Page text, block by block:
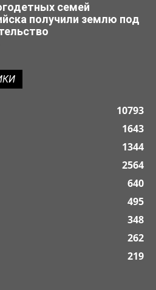
семей
получили землю под
10793
1643
1344
2564
640
495
348
262
219